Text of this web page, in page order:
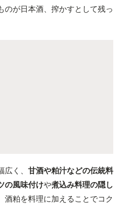
のが日本酒、搾かすとして残っ
く、 甘酒や粕汁などの伝統料
の風味付けや煮込み料理の隠し
酒粕を料理に加えることでコク